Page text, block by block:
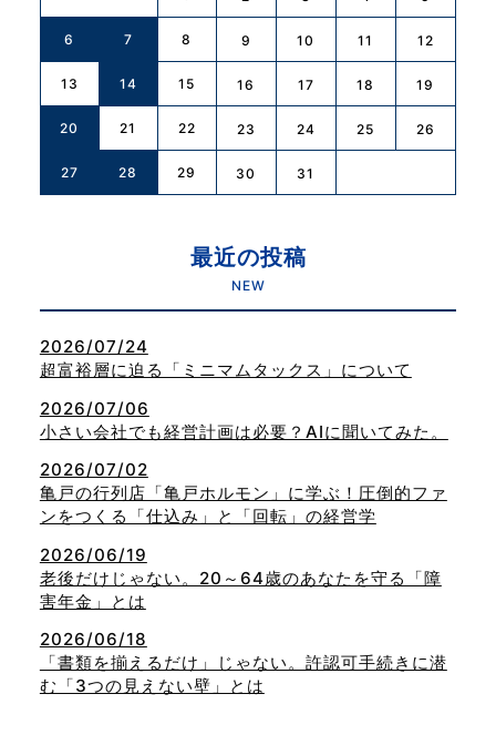
6 7 8 9 10 11 12
13 14 15 16 17 18 19
20 21 22 23 24 25 26
27 28 29 30 31
最近の投稿
NEW
2026/07/24
超富裕層に迫る「ミニマムタックス」について
2026/07/06
小さい会社でも経営計画は必要？AIに聞いてみた。
2026/07/02
亀戸の行列店「亀戸ホルモン」に学ぶ！圧倒的ファ
ンをつくる「仕込み」と「回転」の経営学
2026/06/19
老後だけじゃない。20～64歳のあなたを守る「障
害年金」とは
2026/06/18
「書類を揃えるだけ」じゃない。許認可手続きに潜
む「3つの見えない壁」とは